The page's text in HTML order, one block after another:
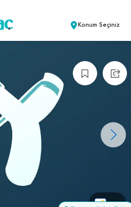
Konum Seçiniz
+0